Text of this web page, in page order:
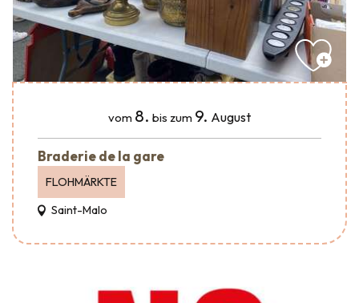
vom 8. bis zum 9. August
Braderie de la gare
FLOHMÄRKTE
Saint-Malo